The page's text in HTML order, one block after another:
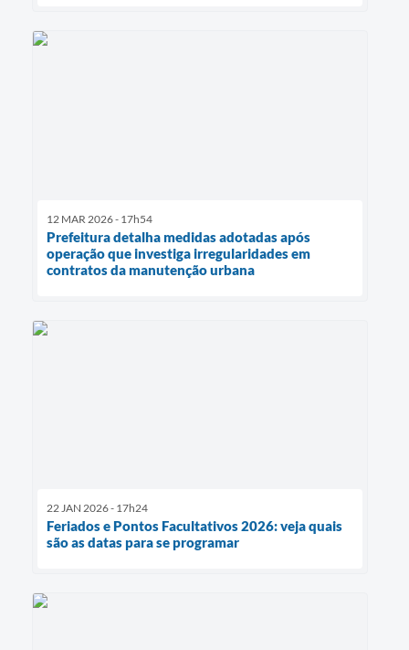
12 MAR 2026 - 17h54
Prefeitura detalha medidas adotadas após
operação que investiga irregularidades em
contratos da manutenção urbana
22 JAN 2026 - 17h24
Feriados e Pontos Facultativos 2026: veja quais
são as datas para se programar